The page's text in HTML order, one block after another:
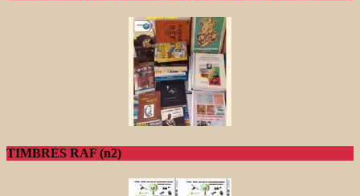
TIMBRES RAF (n2)